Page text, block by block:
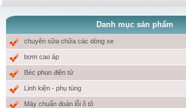
Danh mục sản phẩm
chuyên sữa chữa các dòng xe
bơm cao áp
Béc phun điện tử
Linh kiện - phụ tùng
Máy chuẩn đoán lỗi ô tô